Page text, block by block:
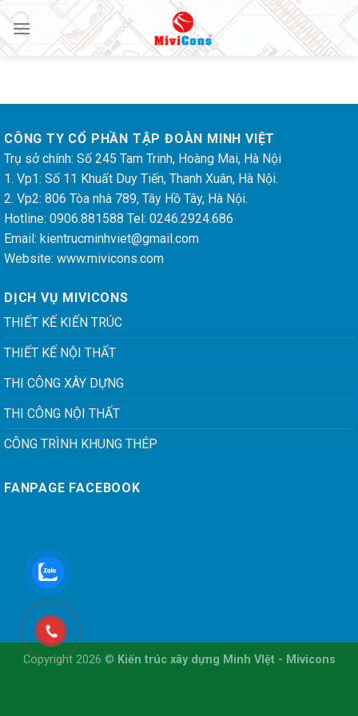
Skip
content
CÔNG TY CỔ PHẦN TẬP ĐOÀN MINH VIỆT
Trụ sở chính: Số 245 Tam Trinh, Hoàng Mai, Hà Nội
1. Vp1: Số 11 Khuất Duy Tiến, Thanh Xuân, Hà Nội.
2. Vp2: 806 Tòa nhà 789, Tây Hồ Tây, Hà Nội.
Hotline: 0906.881588 Tel: 0246.2924.686
Email: kientrucminhviet@gmail.com
Website: www.mivicons.com
DỊCH VỤ MIVICONS
THIẾT KẾ KIẾN TRÚC
THIẾT KẾ NỘI THẤT
THI CÔNG XÂY DỰNG
THI CÔNG NỘI THẤT
CÔNG TRÌNH KHUNG THÉP
FANPAGE FACEBOOK
Copyright 2026 © Kiến trúc xây dựng Minh VIệt - Mivicons